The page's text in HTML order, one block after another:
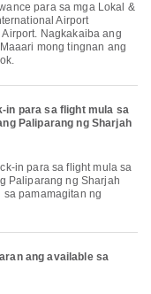
Airport
Nagkakaiba ang
mong tingnan ang
in para sa flight mula sa
Paliparang ng Sharjah
Paliparang ng Sharjah
sa pamamagitan ng
ang available sa